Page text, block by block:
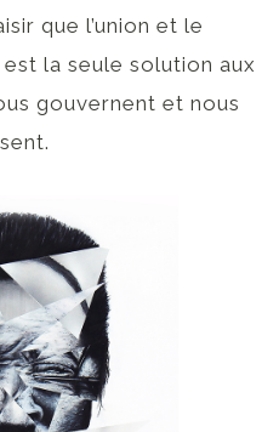
que l’union et le
la seule solution aux
gouvernent et nous
-
138 x 138 cm -